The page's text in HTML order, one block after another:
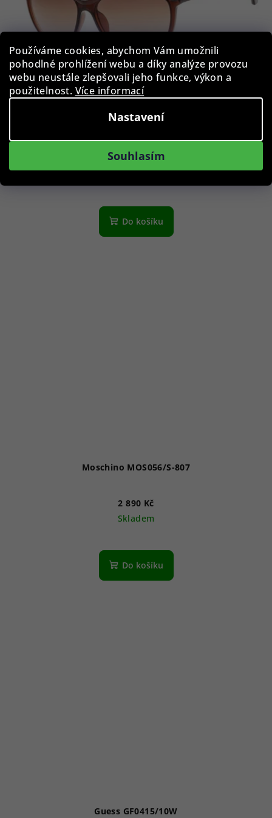
Používáme cookies, abychom Vám umožnili
pohodlné prohlížení webu a díky analýze provozu
webu neustále zlepšovali jeho funkce, výkon a
použitelnost. Více informací
Nastavení
Souhlasím
Calvin Klein CK19534S/210
1 290 Kč
Skladem
Do košíku
Moschino MOS056/S-807
2 890 Kč
Skladem
Do košíku
Guess GF0415/10W